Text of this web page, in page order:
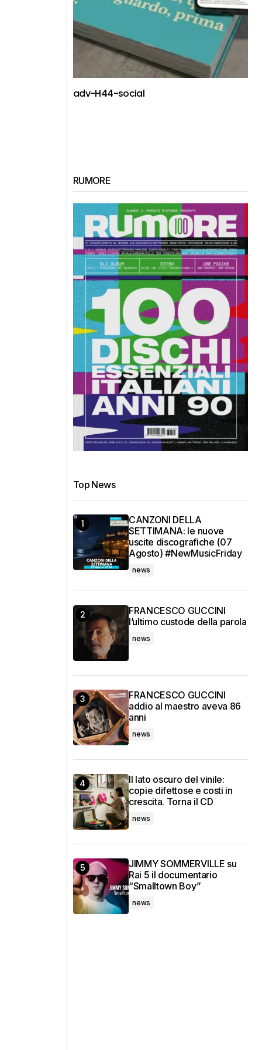
adv-H44-social
RUMORE
Top News
CANZONI DELLA
SETTIMANA: le nuove
uscite discografiche (07
Agosto) #NewMusicFriday
news
FRANCESCO GUCCINI
l’ultimo custode della parola
news
FRANCESCO GUCCINI
addio al maestro aveva 86
anni
news
Il lato oscuro del vinile:
copie difettose e costi in
crescita. Torna il CD
news
JIMMY SOMMERVILLE su
Rai 5 il documentario
“Smalltown Boy”
news